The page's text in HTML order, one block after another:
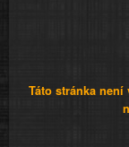
Táto stránka není